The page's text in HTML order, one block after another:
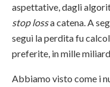
aspettative, dagli
stop lossa catena. A
seguì la perdita fu
preferite, in mille
Abbiamo visto come i